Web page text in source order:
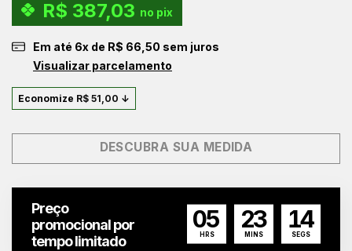
original
era:
R$ 450,00.R$ 399,00.
R$ 387,03 no pix
Em até 6x de R$ 66,50 sem juros
Visualizar parcelamento
Economize R$ 51,00 ↓
DESCUBRA SUA MEDIDA
Preço
promocional por
tempo limitado
05
HRS
23
MINS
13
SEGS